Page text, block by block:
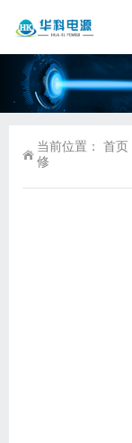
当前位置： 首页
修